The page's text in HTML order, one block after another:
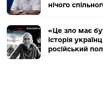
нічого
«Це зло має
історія
російський